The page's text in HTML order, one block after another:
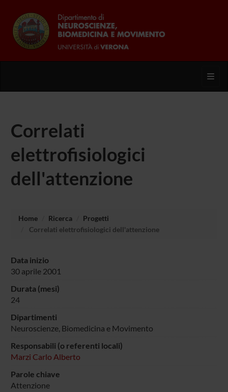
Correlati
elettrofisiologici
dell'attenzione
Home Ricerca
Progetti
Correlati elettrofisiologici dell'attenzione
Data inizio
30 aprile 2001
Durata (mesi)
24
Dipartimenti
Neuroscienze, Biomedicina e Movimento
Responsabili (o referenti locali)
Marzi Carlo Alberto
Parole chiave
Attenzione